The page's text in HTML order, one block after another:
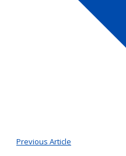
Previous Article